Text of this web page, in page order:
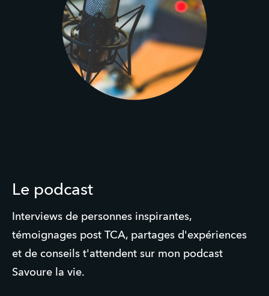
Le podcast
Interviews de personnes inspirantes,
témoignages post TCA, partages d'expériences
et de conseils t'attendent sur mon podcast
Savoure la vie.